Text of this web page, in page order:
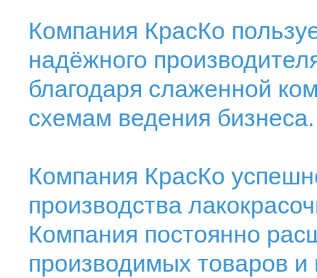
Компания КрасКо
надёжного
благодаря слаженной
схемам ведения бизнеса.
Компания КрасКо
производства
Компания постоянно
производимых товаров